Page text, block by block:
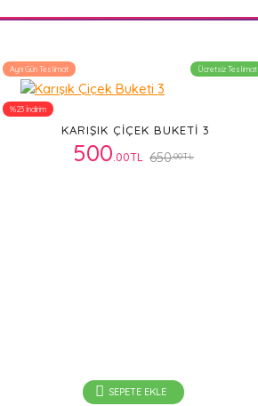
Aynı Gün Teslimat Ücretsiz Teslimat
%23 İndirim
KARIŞIK ÇIÇEK BUKETI 3
500 .00TL 650.00TL
SEPETE EKLE